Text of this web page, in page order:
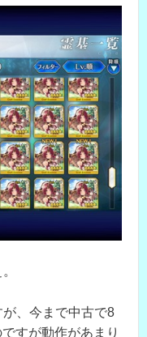
、今まで中古で8
すが動作があまり